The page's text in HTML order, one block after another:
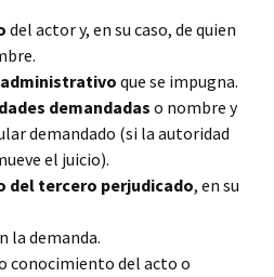
del actor y, en su caso, de quien
que se impugna.
demandadas o nombre y
demandado (si la autoridad
el juicio).
del tercero perjudicado, en su
la demanda.
conocimiento del acto o